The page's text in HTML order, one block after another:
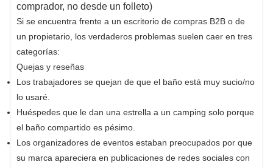
comprador, no desde un folleto)
Si se encuentra frente a un escritorio de compras B2B o de
un propietario, los verdaderos problemas suelen caer en tres
categorías:
Quejas y reseñas
Los trabajadores se quejan de que el baño está muy sucio/no
lo usaré.
Huéspedes que le dan una estrella a un camping solo porque
el baño compartido es pésimo.
Los organizadores de eventos estaban preocupados por que
su marca apareciera en publicaciones de redes sociales con